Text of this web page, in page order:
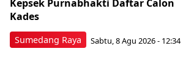
Sumedang Raya
Kepsek Purnabhakti Daftar Calon
Kades
Sabtu, 8 Agu 2026 - 12:34